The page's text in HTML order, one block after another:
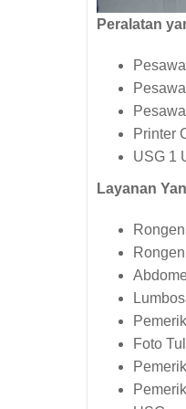
Peralatan
Printer
USG 1
Layanan
Foto